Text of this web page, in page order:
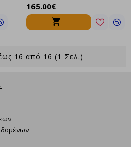
165.00€
16 από 16 (1 Σελ.)